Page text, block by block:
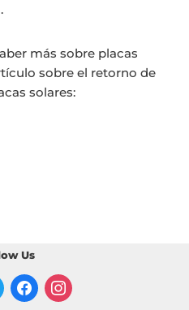
más sobre placas
sobre el retorno de
solares:
Us